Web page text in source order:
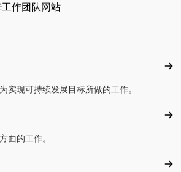
作团队网站
关
实现可持续发展目标所做的工作。
面的工作。
采